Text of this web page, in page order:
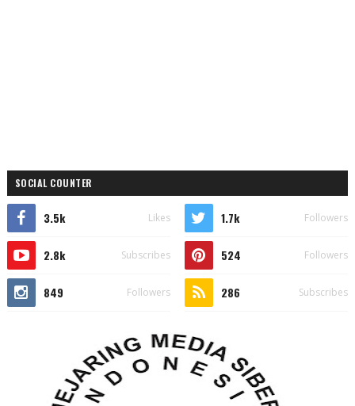
SOCIAL COUNTER
3.5k Likes 1.7k Followers
2.8k Subscribes 524 Followers
849 Followers 286 Subscribes